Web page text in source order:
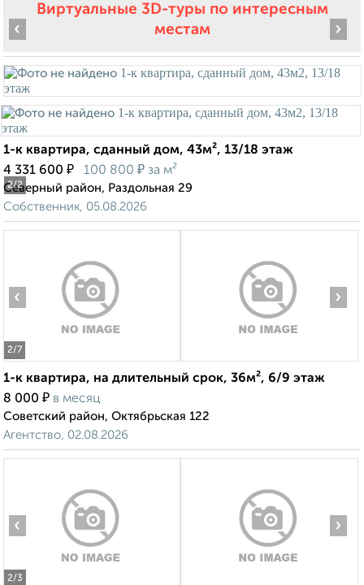
Виртуальные 3D-туры по интересным
местам
2/2
‹ ›
1-к квартира, сданный дом, 43м², 13/18 этаж
4 331 600 ₽ 100 800 ₽ за м²
Северный район, Раздольная 29
Собственник, 05.08.2026
2/7
‹ ›
1-к квартира, на длительный срок, 36м², 6/9 этаж
8 000 ₽ в месяц
Советский район, Октябрьская 122
Агентство, 02.08.2026
2/3
‹ ›